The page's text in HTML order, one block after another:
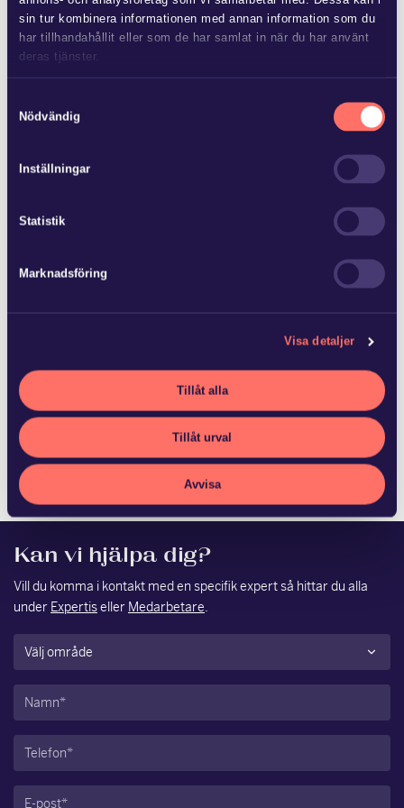
sin tur kombinera informationen med annan information som du
har tillhandahållit eller som de har samlat in när du har använt
deras tjänster.
oss och på vilket sätt vi behandlar personuppgifter.
Nödvändig
Inställningar
Statistik
Marknadsföring
Visa detaljer
Tillåt alla
Tillåt urval
Avvisa
JUN 25 2026
biträtt ägarna till Baker Tilly…
Advokatfirman Glimstedt har biträtt ägarna till Baker Tilly
Norrköping AB vid försäljning av bolaget och dess
biträtt Ludvika Kommun
Stadshus…
Fagersta kommun och Ludvika Kommun Stadshus AB har
med hälften vardera förvärvat Vattenfalls 50,6 procent av
aktierna i Västerbergslagens Energi AB. S…
Kan vi hjälpa dig?
Vill du komma i kontakt med en specifik expert så hittar du alla
under Expertiseller Medarbetare.
Område(Obligatoriskt)
Namn(Obligatoriskt)
Telefon(Obligatoriskt)
E-